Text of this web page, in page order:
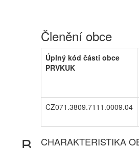
Členění obce
Úplný kód části obce
PRVKUK
CZ071.3809.7111.0009.04
CHARAKTERISTIKA